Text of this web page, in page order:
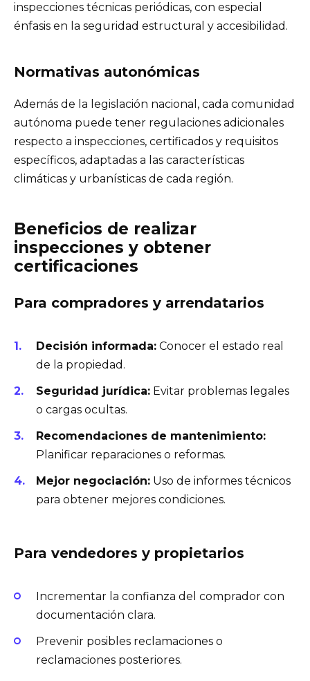
inspecciones técnicas periódicas, con especial
énfasis en la seguridad estructural y accesibilidad.
Normativas autonómicas
Además de la legislación nacional, cada comunidad
autónoma puede tener regulaciones adicionales
respecto a inspecciones, certificados y requisitos
específicos, adaptadas a las características
climáticas y urbanísticas de cada región.
Beneficios de realizar
inspecciones y obtener
certificaciones
Para compradores y arrendatarios
Decisión informada: Conocer el estado real
de la propiedad.
Seguridad jurídica: Evitar problemas legales
o cargas ocultas.
Recomendaciones de mantenimiento:
Planificar reparaciones o reformas.
Mejor negociación: Uso de informes técnicos
para obtener mejores condiciones.
Para vendedores y propietarios
Incrementar la confianza del comprador con
documentación clara.
Prevenir posibles reclamaciones o
reclamaciones posteriores.